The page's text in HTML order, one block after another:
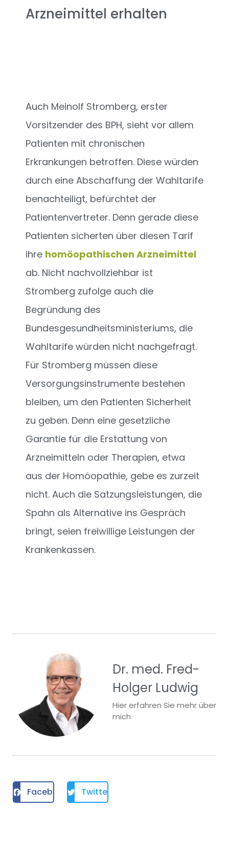
Arzneimittel erhalten
Auch Meinolf Stromberg, erster
Vorsitzender des BPH, sieht vor allem
Patienten mit chronischen
Erkrankungen betroffen. Diese würden
durch eine Abschaffung der Wahltarife
benachteiligt, befürchtet der
Patientenvertreter. Denn gerade diese
Patienten sicherten über diesen Tarif
ihre homöopathischen Arzneimittel
ab. Nicht nachvollziehbar ist
Stromberg zufolge auch die
Begründung des
Bundesgesundheitsministeriums, die
Wahltarife würden nicht nachgefragt.
Für Stromberg müssen diese
Versorgungsinstrumente bestehen
bleiben, um den Patienten Sicherheit
zu geben. Denn eine gesetzliche
Garantie für die Erstattung von
Arzneimitteln oder Therapien, etwa
aus der Homöopathie, gebe es zurzeit
nicht. Auch die Satzungsleistungen, die
Spahn als Alternative ins Gespräch
bringt, seien freiwillige Leistungen der
Krankenkassen.
Dr. med. Fred-
Holger Ludwig
Hier erfahren Sie mehr über
mich
Facebook Twitter